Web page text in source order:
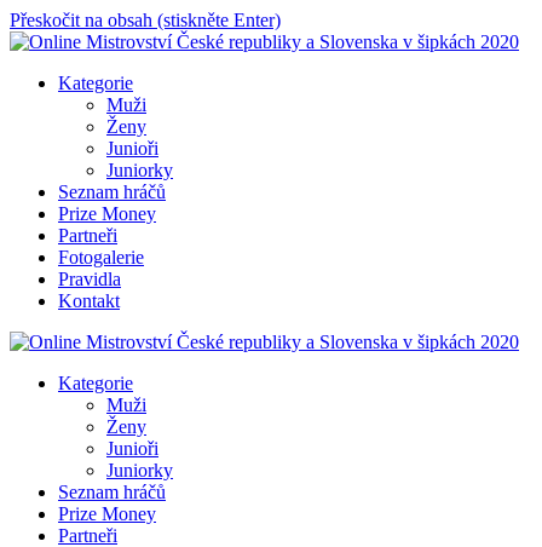
Přeskočit na obsah (stiskněte Enter)
Online Mistrovství České republiky a Slovenska v šipkách 2020
Kategorie
Muži
Ženy
Junioři
Juniorky
Seznam hráčů
Prize Money
Partneři
Fotogalerie
Pravidla
Kontakt
Online Mistrovství České republiky a Slovenska v šipkách 2020
Kategorie
Muži
Ženy
Junioři
Juniorky
Seznam hráčů
Prize Money
Partneři